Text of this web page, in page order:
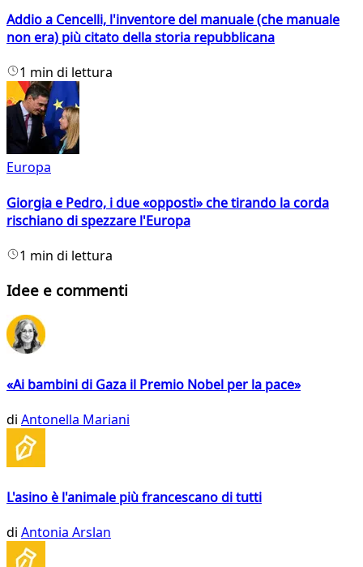
Addio a Cencelli, l'inventore del manuale (che manuale
non era) più citato della storia repubblicana
1 min di lettura
Europa
Giorgia e Pedro, i due «opposti» che tirando la corda
rischiano di spezzare l'Europa
1 min di lettura
Idee e commenti
«Ai bambini di Gaza il Premio Nobel per la pace»
di Antonella Mariani
L'asino è l'animale più francescano di tutti
di Antonia Arslan